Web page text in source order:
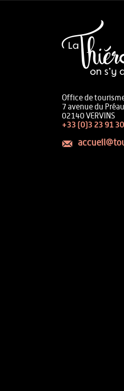
Office de
7 avenue du Préau
02140 VERVINS
+33 (0)3 23 91